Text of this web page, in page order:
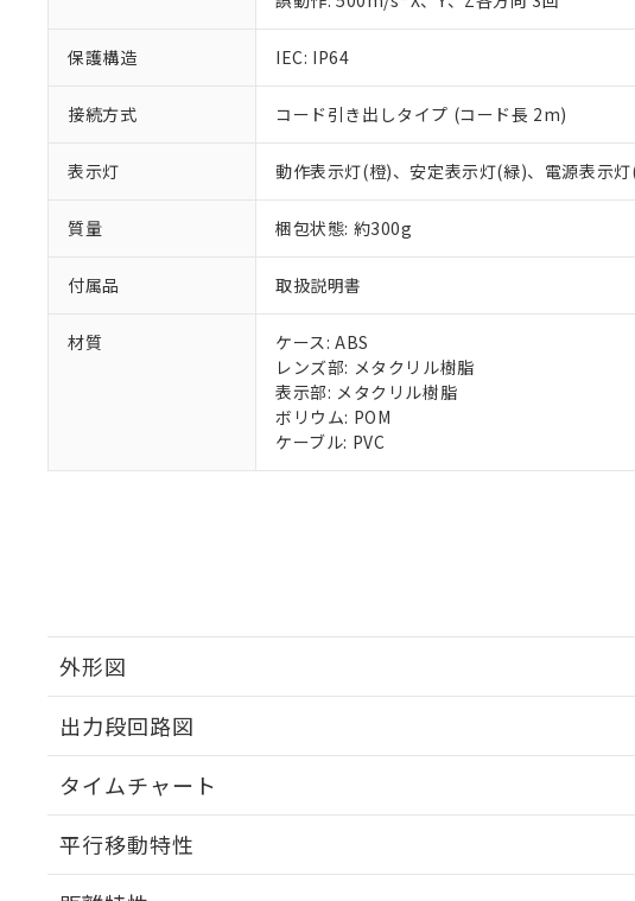
保護構造 IEC: IP64
接続方式 コード引き出しタイプ (コード長 2m)
表示灯 動作表示灯(橙)、安定表示灯(緑)、電源表示
質量 梱包状態: 約300g
付属品 取扱説明書
材質
ケース: ABS
レンズ部: メタクリル樹脂
表示部: メタクリル樹脂
ボリウム: POM
ケーブル: PVC
外形図
出力段回路図
タイムチャート
平行移動特性
り割愛しております。